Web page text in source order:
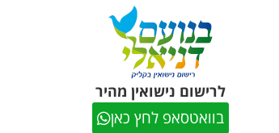
לרישום נישואין מהיר
בוואטסאפ לחץ כאן